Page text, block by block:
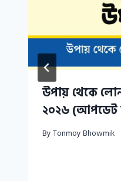
উপায় থেকে
২০২৬ (আপডেট
ByTonmoy Bhowmik